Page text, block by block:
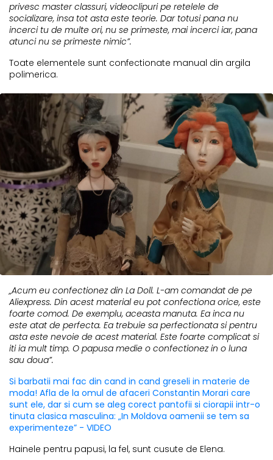
privesc master classuri, videoclipuri pe retelele de
socializare, insa tot asta este teorie. Dar totusi pana nu
incerci tu de multe ori, nu se primeste, mai incerci iar, pana
atunci nu se primeste nimic”.
Toate elementele sunt confectionate manual din argila
polimerica.
„Acum eu confectionez din La Doll. L-am comandat de pe
Aliexpress. Din acest material eu pot confectiona orice, este
foarte comod. De exemplu, aceasta manuta. Ea inca nu
este atat de perfecta. Ea trebuie sa perfectionata si pentru
asta este nevoie de acest material. Este foarte complicat si
iti ia mult timp. O papusa medie o confectionez in o luna
sau doua”.
Si barbatii mai fac din cand in cand greseli in materie de
moda! Afla de la omul de afaceri Constantin Morari care
sunt ele, dar si cum se aleg corect pantofii si ciorapii intr-o
tinuta clasica masculina: „In Moldova oamenii se tem sa
experimenteze” - VIDEO
Hainele pentru papusi, la fel, sunt cusute de Elena.